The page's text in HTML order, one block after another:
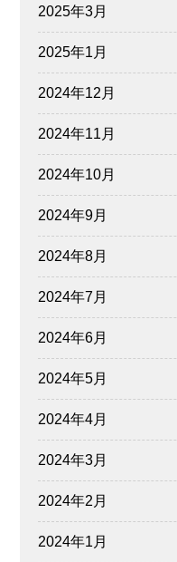
2025年3月
2025年1月
2024年12月
2024年11月
2024年10月
2024年9月
2024年8月
2024年7月
2024年6月
2024年5月
2024年4月
2024年3月
2024年2月
2024年1月